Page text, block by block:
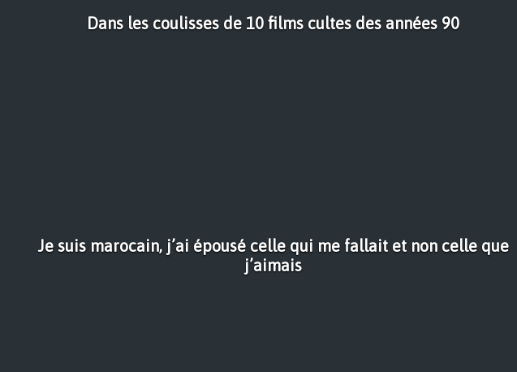
Dans les coulisses de 10 films cultes des années 90
Je suis marocain, j’ai épousé celle qui me fallait et non celle que
j’aimais